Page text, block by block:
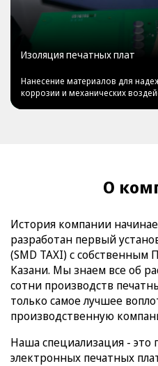
Изоляция печатных плат
Нанесение материалов для
коррозии и механических
О
История компании
разработан первый
(SMD TAXI) с собственным
Казани. Мы знаем все об
сотни производств
только самое лучшее
производственную
Наша специализация - это
электронных печатных